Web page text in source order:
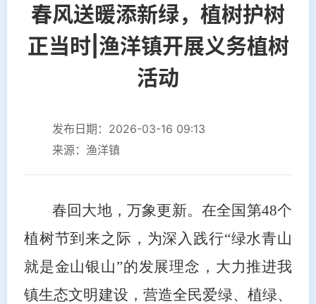
春风送暖添新绿，植树护树
正当时|渔洋镇开展义务植树
活动
发布日期：2026-03-16 09:13
来源：渔洋镇
春回大地，万象更新。在全国第48个
植树节到来之际，为深入践行“绿水青山
就是金山银山”的发展理念，大力推进我
镇生态文明建设，营造全民爱绿、植绿、